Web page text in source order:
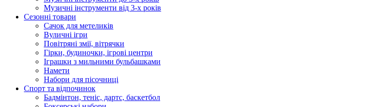
Музичні інструменти від 3-х років
Сезонні товари
Сачок для метеликів
Вуличні ігри
Повітряні змії, вітрячки
Гірки, будиночки, ігрові центри
Іграшки з мильними бульбашками
Намети
Набори для пісочниці
Спорт та відпочинок
Бадмінтон, теніс, дартс, баскетбол